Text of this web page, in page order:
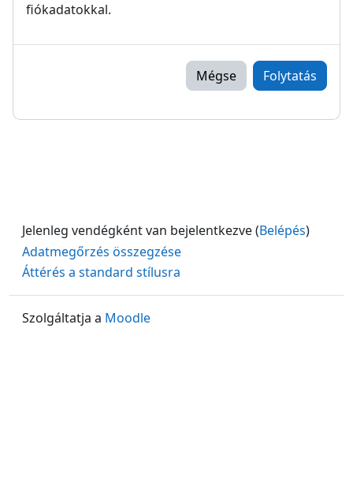
fiókadatokkal.
Mégse Folytatás
Jelenleg vendégként van bejelentkezve (Belépés)
Adatmegőrzés összegzése
Áttérés a standard stílusra
Szolgáltatja a Moodle